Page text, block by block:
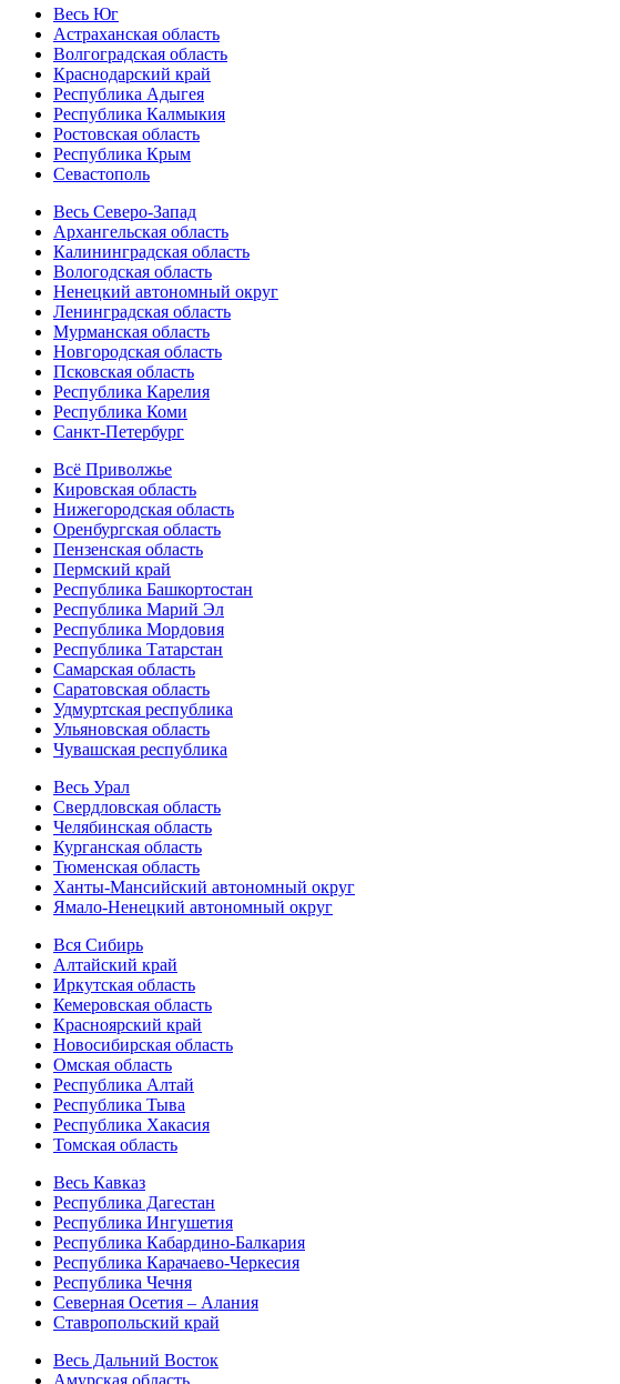
Весь Юг
Астраханская область
Волгоградская область
Краснодарский край
Республика Адыгея
Республика Калмыкия
Ростовская область
Республика Крым
Севастополь
Весь Северо-Запад
Архангельская область
Калининградская область
Вологодская область
Ненецкий автономный округ
Ленинградская область
Мурманская область
Новгородская область
Псковская область
Республика Карелия
Республика Коми
Санкт-Петербург
Всё Приволжье
Кировская область
Нижегородская область
Оренбургская область
Пензенская область
Пермский край
Республика Башкортостан
Республика Марий Эл
Республика Мордовия
Республика Татарстан
Самарская область
Саратовская область
Удмуртская республика
Ульяновская область
Чувашская республика
Весь Урал
Свердловская область
Челябинская область
Курганская область
Тюменская область
Ханты-Мансийский автономный округ
Ямало-Ненецкий автономный округ
Вся Сибирь
Алтайский край
Иркутская область
Кемеровская область
Красноярский край
Новосибирская область
Омская область
Республика Алтай
Республика Тыва
Республика Хакасия
Томская область
Весь Кавказ
Республика Дагестан
Республика Ингушетия
Республика Кабардино-Балкария
Республика Карачаево-Черкесия
Республика Чечня
Северная Осетия – Алания
Ставропольский край
Весь Дальний Восток
Амурская область